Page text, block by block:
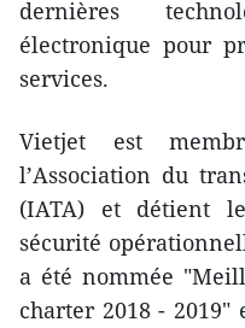
dernières
électronique pour
services.
Vietjet est
l’Association du
(IATA) et détient
sécurité
a été nommée
charter 2018 -